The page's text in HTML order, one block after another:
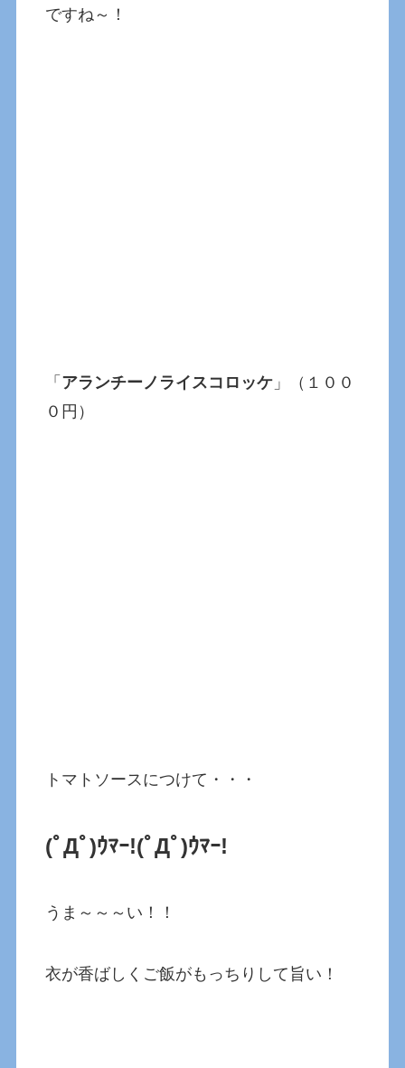
ですね～！
「 アランチーノライスコロッケ 」（１００
０円）
トマトソースにつけて・・・
(ﾟДﾟ)ｳﾏｰ!(ﾟДﾟ)ｳﾏｰ!
うま～～～い！！
衣が香ばしくご飯がもっちりして旨い！